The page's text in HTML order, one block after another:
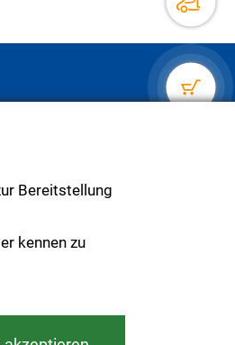
Bereitstellung
kennen zu